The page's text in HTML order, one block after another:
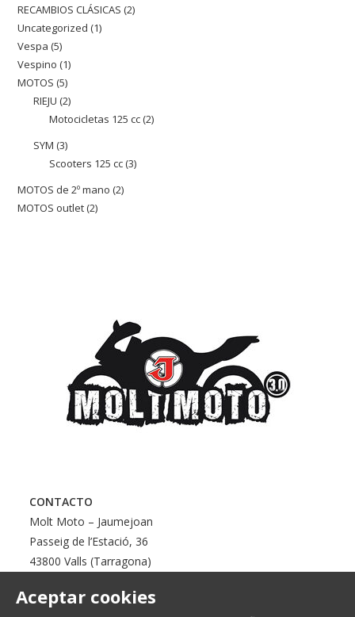
productos
RECAMBIOS CLÁSICAS 22
Uncategorized 11
Vespa 55
productos
Vespino 11
MOTOS 55
productos
RIEJU 22
productos
Motocicletas 125 cc 22
SYM 33
productos
Scooters 125 cc 33
MOTOS de 2º mano 22
MOTOS outlet 22
Aceptar cookies
CONTACTO
Molt Moto – Jaumejoan
Passeig de l’Estació, 36
43800 Valls (Tarragona)